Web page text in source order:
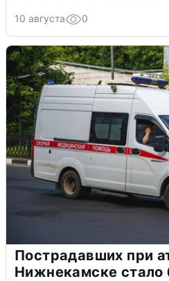
10 августа 0
Пострадавших при
Нижнекамске стало